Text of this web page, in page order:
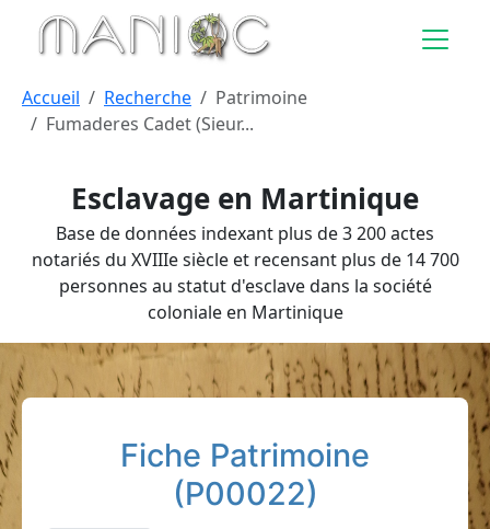
Aller au contenu principal
Esclavage en Martinique
Base de données indexant plus de 3 200 actes
notariés du XVIIIe siècle et recensant plus de 14 700
personnes au statut d'esclave dans la société
coloniale en Martinique
Accueil Recherche
Patrimoine
Fumaderes Cadet (Sieur...
Fiche Patrimoine
(P00022)